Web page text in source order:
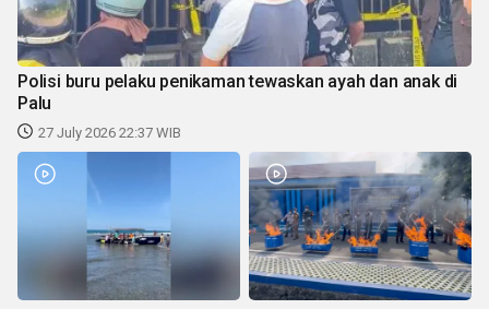
Polisi buru pelaku penikaman tewaskan ayah dan anak di
Palu
27 July 2026 22:37 WIB